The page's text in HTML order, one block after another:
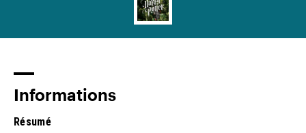
Informations
Résumé